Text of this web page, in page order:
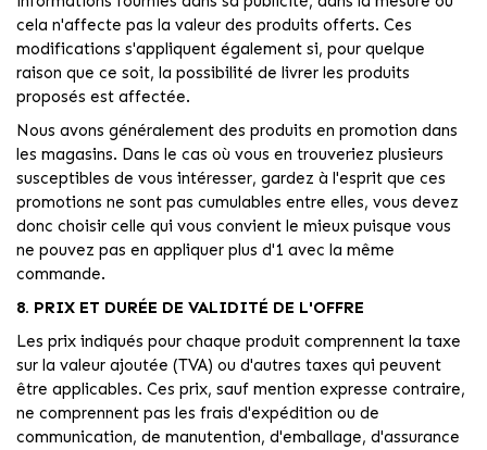
cela n'affecte pas la valeur des produits offerts. Ces
modifications s'appliquent également si, pour quelque
raison que ce soit, la possibilité de livrer les produits
proposés est affectée.
Nous avons généralement des produits en promotion dans
les magasins. Dans le cas où vous en trouveriez plusieurs
susceptibles de vous intéresser, gardez à l'esprit que ces
promotions ne sont pas cumulables entre elles, vous devez
donc choisir celle qui vous convient le mieux puisque vous
ne pouvez pas en appliquer plus d'1 avec la même
commande.
8. PRIX ET DURÉE DE VALIDITÉ DE L'OFFRE
Les prix indiqués pour chaque produit comprennent la taxe
sur la valeur ajoutée (TVA) ou d'autres taxes qui peuvent
être applicables. Ces prix, sauf mention expresse contraire,
ne comprennent pas les frais d'expédition ou de
communication, de manutention, d'emballage, d'assurance